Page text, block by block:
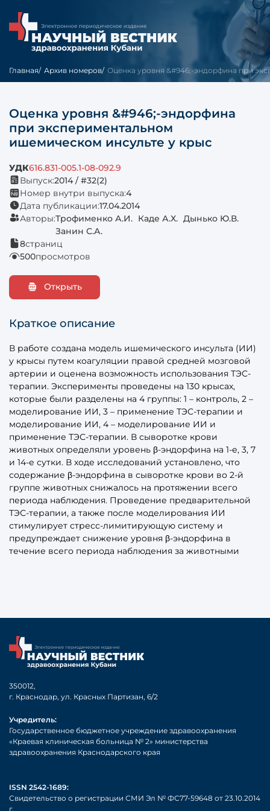
Главная Архив номеров Оценка уровня &#946;-эндорфина при
Оценка уровня &#946;-эндорфина
при экспериментальном
ишемическом инсульте у крыс
УДК616.831-005.1-08-092.9
Выпуск:2014 / #32(2)
Номер внутри выпуска:4
Дата публикации:17.04.2014
Авторы:Трофименко А.И. Каде А.Х. Дынько Ю.В.
Занин С.А.
8страниц
500просмотров
Открыть
Краткое описание
В работе создана модель ишемического инсульта (ИИ)
у крысы путем коагуляции правой средней мозговой
артерии и оценена возможность использования ТЭС-
терапии. Эксперименты проведены на 130 крысах,
которые были разделены на 4 группы: 1 – контроль, 2 –
моделирование ИИ, 3 – применение ТЭС-терапии и
моделирование ИИ, 4 – моделирование ИИ и
применение ТЭС-терапии. В сыворотке крови
животных определяли уровень β-эндорфина на 1-е, 3, 7
и 14-е сутки. В ходе исследований установлено, что
содержание β-эндорфина в сыворотке крови во 2-й
группе животных снижалось на протяжении всего
периода наблюдения. Проведение предварительной
ТЭС-терапии, а также после моделирования ИИ
стимулирует стресс-лимитирующую систему и
предупреждает снижение уровня β-эндорфина в
течение всего периода наблюдения за животными
350012,
г. Краснодар, ул. Красных Партизан, 6/2
Учредитель:
Государственное бюджетное учреждение здравоохранения
«Краевая клиническая больница № 2» министерства
здравоохранения Краснодарского края
ISSN 2542-1689:
Свидетельство о регистрации СМИ Эл № ФС77-59648 от 23.10.2014
г.